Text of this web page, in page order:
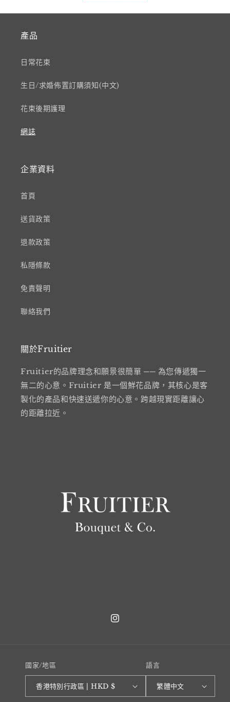
產品
日常花束
生日/求婚佈置訂購須知(中文)
花束後期護理
網誌
企業資料
首頁
送貨政策
退款政策
私隱條款
免責聲明
聯絡我們
關於Fruitier
Fruitier的品牌理念和願景很簡單 ── 為您傳遞獨一
無二的心意。Fruitier 是一個鮮花品牌，其核心是客
製化的產品和快速送遞你的心意。跨越現實距離讓心
的距離拉近。
Instagram
國家/地區
香港特別行政區 | HKD $
語言
繁體中文